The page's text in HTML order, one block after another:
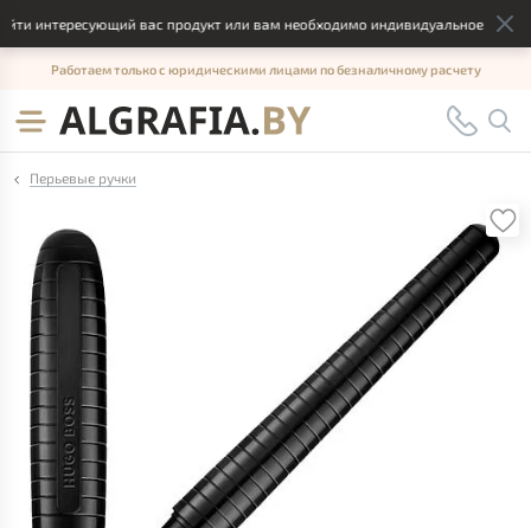
интересующий вас продукт или вам необходимо индивидуальное
Работаем только с юридическими лицами по безналичному расчету
Перьевые ручки